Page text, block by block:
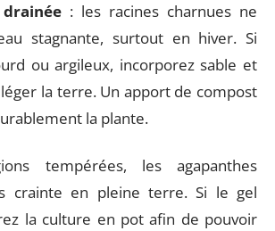
: les racines charnues ne
stagnante, surtout en hiver. Si
ou argileux, incorporez sable et
la terre. Un apport de compost
la plante.
tempérées, les agapanthes
crainte en pleine terre. Si le gel
la culture en pot afin de pouvoir